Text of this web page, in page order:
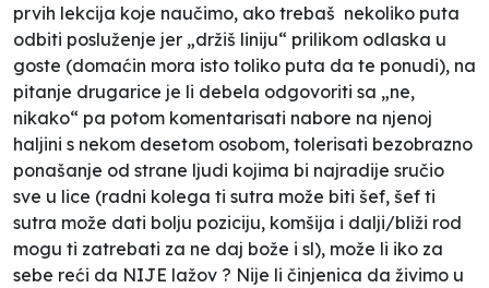
prvih lekcija koje naučimo, ako trebaš nekoliko puta
odbiti posluženje jer „držiš liniju“ prilikom odlaska u
goste (domaćin mora isto toliko puta da te ponudi), na
pitanje drugarice je li debela odgovoriti sa „ne,
nikako“ pa potom komentarisati nabore na njenoj
haljini s nekom desetom osobom, tolerisati bezobrazno
ponašanje od strane ljudi kojima bi najradije sručio
sve u lice (radni kolega ti sutra može biti šef, šef ti
sutra može dati bolju poziciju, komšija i dalji/bliži rod
mogu ti zatrebati za ne daj bože i sl), može li iko za
sebe reći da NIJE lažov ? Nije li činjenica da živimo u